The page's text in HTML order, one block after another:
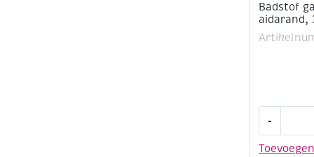
Badstof
aidarand,
Toevoegen
-
aidarand,